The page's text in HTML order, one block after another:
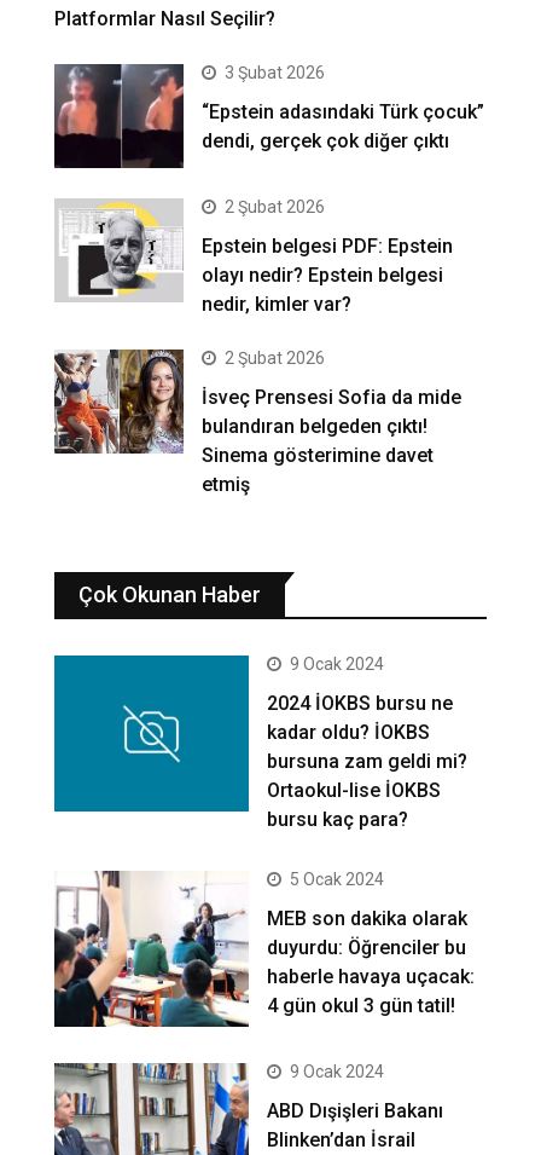
Platformlar Nasıl Seçilir?
3 Şubat 2026
“Epstein adasındaki Türk çocuk”
dendi, gerçek çok diğer çıktı
2 Şubat 2026
Epstein belgesi PDF: Epstein
olayı nedir? Epstein belgesi
nedir, kimler var?
2 Şubat 2026
İsveç Prensesi Sofia da mide
bulandıran belgeden çıktı!
Sinema gösterimine davet
etmiş
Çok Okunan Haber
9 Ocak 2024
2024 İOKBS bursu ne
kadar oldu? İOKBS
bursuna zam geldi mi?
Ortaokul-lise İOKBS
bursu kaç para?
5 Ocak 2024
MEB son dakika olarak
duyurdu: Öğrenciler bu
haberle havaya uçacak:
4 gün okul 3 gün tatil!
9 Ocak 2024
ABD Dışişleri Bakanı
Blinken’dan İsrail